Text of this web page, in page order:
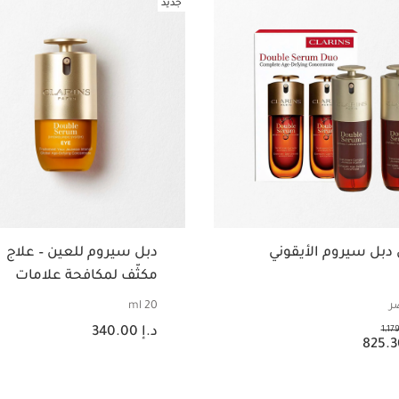
دبل سيروم الأيقوني
825.30
جديد
دبل سيروم للعين – علاج
مكثّف لمكافحة علامات
التقدّم في السن لمنطقة
العين
20 ml
السعر الحالي هو د.إ 340.00
د.إ 340.00